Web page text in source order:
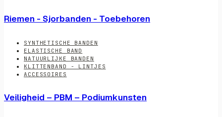
Riemen - Sjorbanden - Toebehoren
SYNTHETISCHE BANDEN
ELASTISCHE BAND
NATUURLIJKE BANDEN
KLITTENBAND - LINTJES
ACCESSOIRES
Veiligheid – PBM – Podiumkunsten